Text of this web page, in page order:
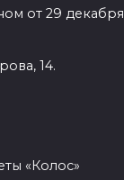
от 29
14.
«Колос»